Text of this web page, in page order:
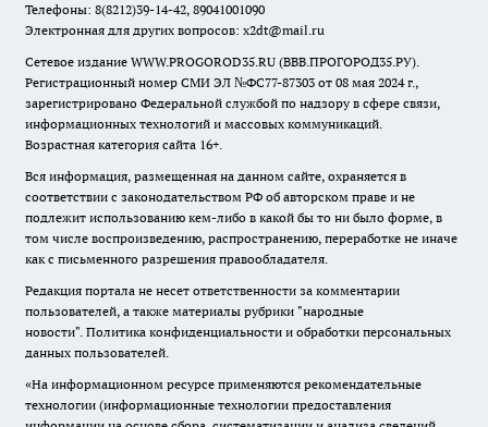
Телефоны: 8(8212)39-14-42, 89041001090
Электронная для других вопросов: x2dt@mail.ru
Сетевое издание WWW.PROGOROD35.RU (ВВВ.ПРОГОРОД35.РУ).
Регистрационный номер СМИ ЭЛ №ФС77-87303 от 08 мая 2024 г.,
зарегистрировано Федеральной службой по надзору в сфере связи,
информационных технологий и массовых коммуникаций.
Возрастная категория сайта 16+.
Вся информация, размещенная на данном сайте, охраняется в
соответствии с законодательством РФ об авторском праве и не
подлежит использованию кем-либо в какой бы то ни было форме, в
том числе воспроизведению, распространению, переработке не иначе
как с письменного разрешения правообладателя.
Редакция портала не несет ответственности за комментарии
пользователей, а также материалы рубрики "народные
новости". Политика конфиденциальности и обработки персональных
данных пользователей.
«На информационном ресурсе применяются рекомендательные
технологии (информационные технологии предоставления